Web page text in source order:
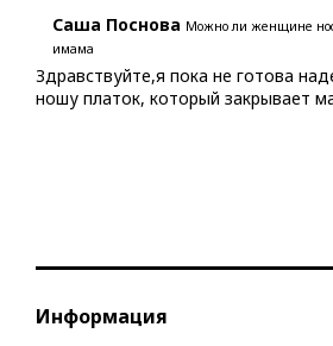
Саша Поснова Можно ли женщине
имама
Здравствуйте,я пока не готова
ношу платок, который закрывает
Информация